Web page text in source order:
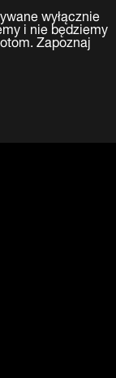
wyłącznie
i nie będziemy
Zapoznaj